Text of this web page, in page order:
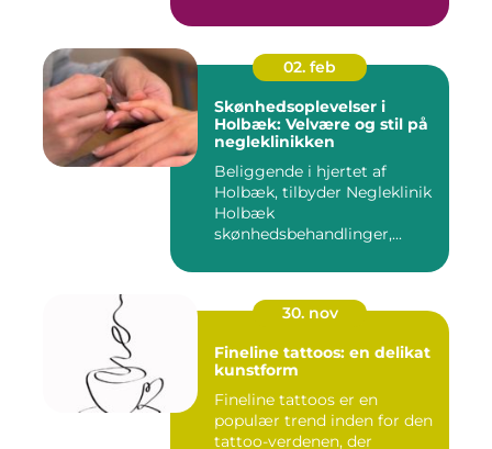
02. feb
Skønhedsoplevelser i
Holbæk: Velvære og stil på
negleklinikken
Beliggende i hjertet af
Holbæk, tilbyder Negleklinik
Holbæk
skønhedsbehandlinger,...
30. nov
Fineline tattoos: en delikat
kunstform
Fineline tattoos er en
populær trend inden for den
tattoo-verdenen, der